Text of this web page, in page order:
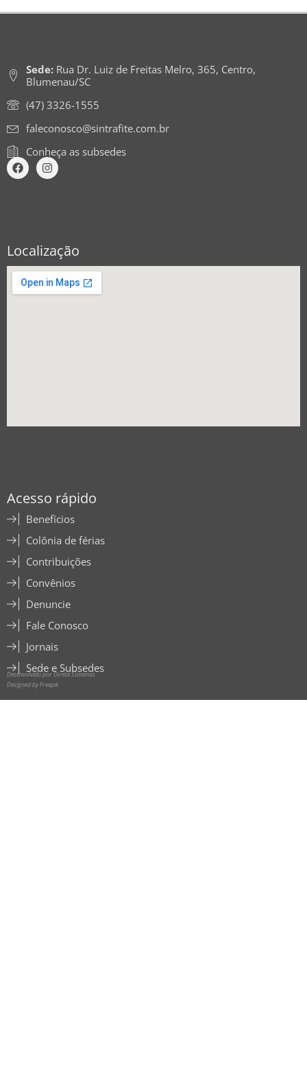
Sede:Rua Dr. Luiz de Freitas Melro, 365, Centro,
Blumenau/SC
(47) 3326-1555
faleconosco@sintrafite.com.br
Conheça as subsedes
Localização
Acesso rápido
Benefícios
Colônia de férias
Contribuições
Convênios
Denuncie
Fale Conosco
Jornais
Sede e Subsedes
Desenvolvido por Direta Sistemas
Designed by Freepik